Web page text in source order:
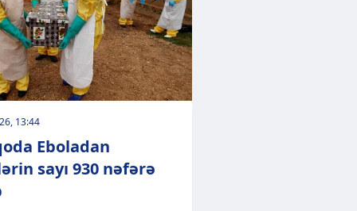
13:44
Eboladan
sayı 930 nəfərə